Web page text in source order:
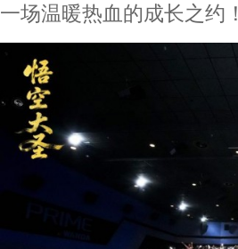
一场温暖热血的成长之约！